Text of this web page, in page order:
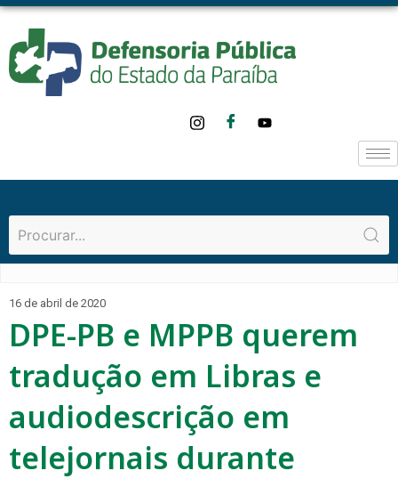
16 de abril de 2020
DPE-PB e MPPB querem
tradução em Libras e
audiodescrição em
telejornais durante